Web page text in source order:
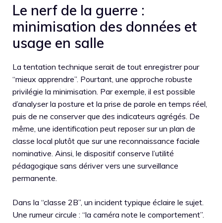
Le nerf de la guerre :
minimisation des données et
usage en salle
La tentation technique serait de tout enregistrer pour
“mieux apprendre”. Pourtant, une approche robuste
privilégie la minimisation. Par exemple, il est possible
d’analyser la posture et la prise de parole en temps réel,
puis de ne conserver que des indicateurs agrégés. De
même, une identification peut reposer sur un plan de
classe local plutôt que sur une reconnaissance faciale
nominative. Ainsi, le dispositif conserve l’utilité
pédagogique sans dériver vers une surveillance
permanente.
Dans la “classe 2B”, un incident typique éclaire le sujet.
Une rumeur circule : “la caméra note le comportement”.